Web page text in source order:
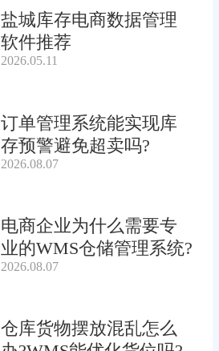
盐城库存电商数据管理
软件推荐
2026.05.11
订单管理系统能实现库
存预警避免超卖吗?
2026.08.07
电商企业为什么需要专
业的WMS仓储管理系统?
2026.08.07
仓库货物摆放混乱怎么